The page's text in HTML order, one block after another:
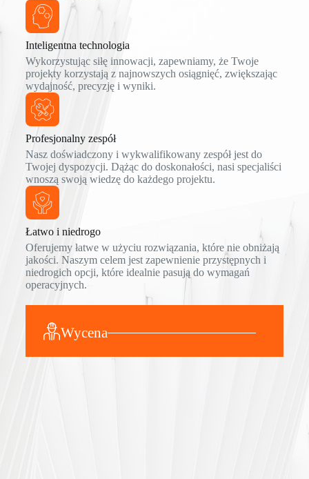
Wycena
Inteligentna technologia
Wykorzystując siłę innowacji, zapewniamy, że Twoje
projekty korzystają z najnowszych osiągnięć, zwiększając
wydajność, precyzję i wyniki.
Profesjonalny zespół
Nasz doświadczony i wykwalifikowany zespół jest do
Twojej dyspozycji. Dążąc do doskonałości, nasi specjaliści
wnoszą swoją wiedzę do każdego projektu.
Łatwo i niedrogo
Oferujemy łatwe w użyciu rozwiązania, które nie obniżają
jakości. Naszym celem jest zapewnienie przystępnych i
niedrogich opcji, które idealnie pasują do wymagań
operacyjnych.